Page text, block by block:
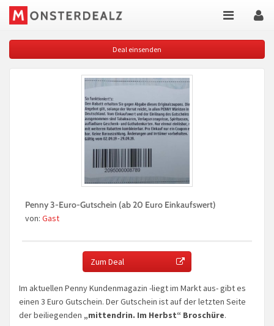
Deal einsenden
Penny 3-Euro-Gutschein (ab 20 Euro Einkaufswert)
von: Gast
Zum Deal
Im aktuellen Penny Kundenmagazin -liegt im Markt aus- gibt es
einen 3 Euro Gutschein. Der Gutschein ist auf der letzten Seite
der beiliegenden „mittendrin. Im Herbst“ Broschüre.